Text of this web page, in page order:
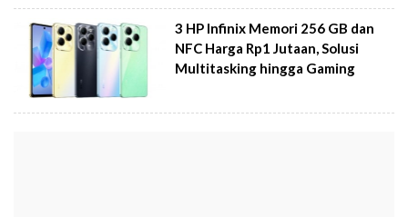
3 HP Infinix Memori 256 GB dan
NFC Harga Rp1 Jutaan, Solusi
Multitasking hingga Gaming